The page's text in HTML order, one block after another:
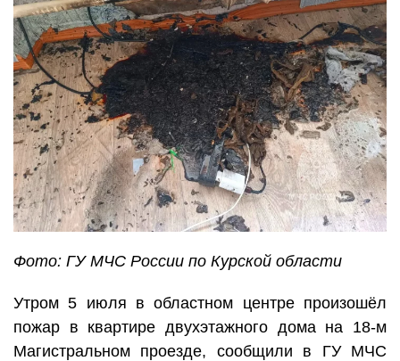
Фото: ГУ МЧС России по Курской области
Утром 5 июля в областном центре произошёл
пожар в квартире двухэтажного дома на 18-м
Магистральном проезде, сообщили в ГУ МЧС